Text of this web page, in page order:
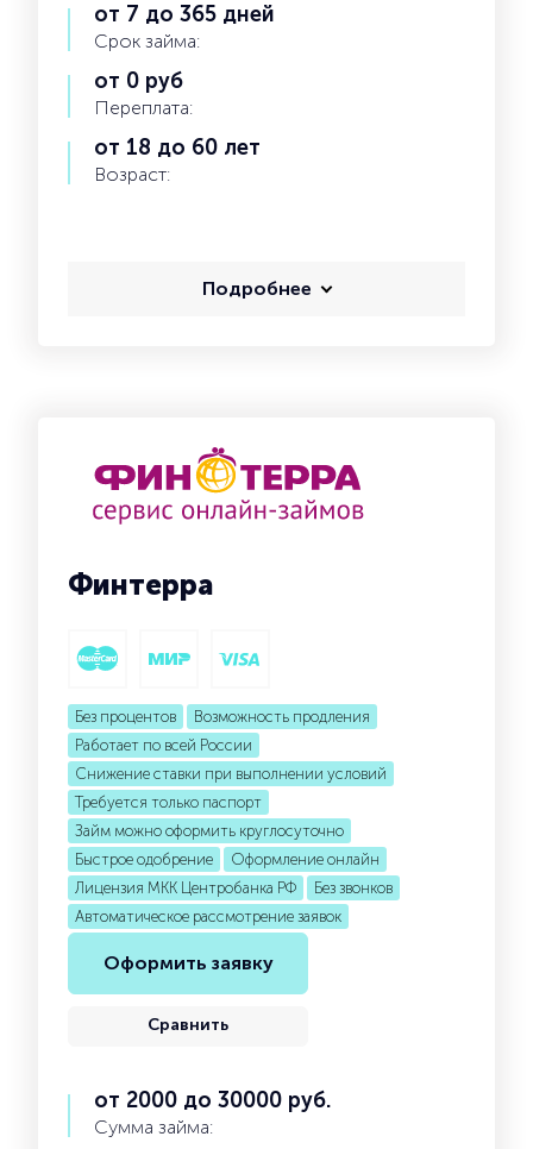
от 7 до 365 дней
Срок займа:
от 0 руб
Переплата:
от 18 до 60 лет
Возраст:
Подробнее
Финтерра
Без процентов
Возможность продления
Работает по всей России
Снижение ставки при выполнении условий
Требуется только паспорт
Займ можно оформить круглосуточно
Быстрое одобрение
Оформление онлайн
Лицензия МКК Центробанка РФ
Без звонков
Автоматическое рассмотрение заявок
Оформить заявку
Сравнить
от 2000 до 30000 руб.
Сумма займа: